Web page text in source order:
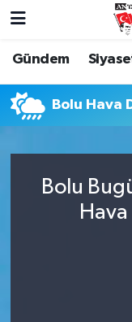
Gündem
Bolu Hava
Bolu
Gündem
Siyaset
Ekonomi
Nöbetçi
Hava Durumu
Süper Lig
Son Dakika